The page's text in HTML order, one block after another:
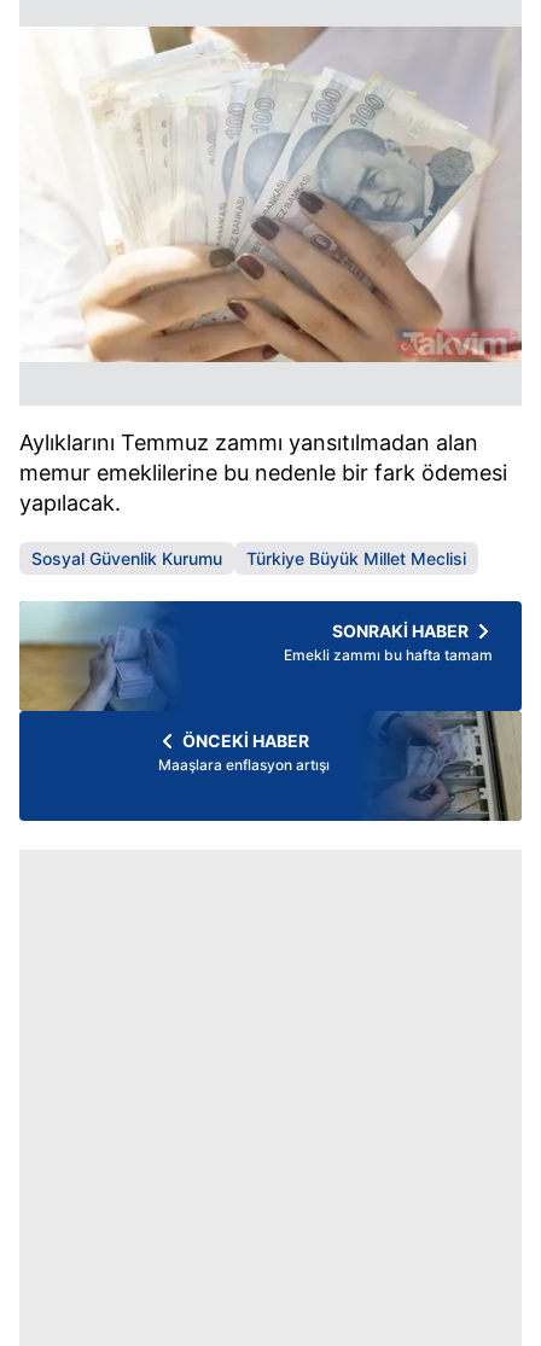
Aylıklarını Temmuz zammı yansıtılmadan alan
memur emeklilerine bu nedenle bir fark ödemesi
yapılacak.
Sosyal Güvenlik Kurumu Türkiye Büyük Millet Meclisi
SONRAKİ HABER
Emekli zammı bu hafta tamam
ÖNCEKİ HABER
Maaşlara enflasyon artışı